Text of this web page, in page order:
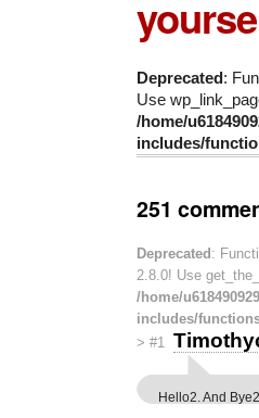
Deprecated:
Use
/home/
includes/
251
Deprecated :
2.8.0! Use
/home/
includes/
> #1
Hello2. And Bye2.